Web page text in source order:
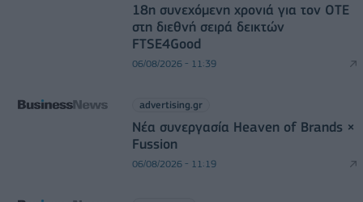
18η συνεχόμενη χρονιά για τον ΟΤΕ
στη διεθνή σειρά δεικτών
FTSE4Good
06/08/2026 - 11:39
advertising.gr
Νέα συνεργασία Heaven of Brands ×
Fussion
06/08/2026 - 11:19